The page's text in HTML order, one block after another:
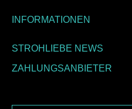
INFORMATIONEN
STROHLIEBE NEWS
ZAHLUNGSANBIETER